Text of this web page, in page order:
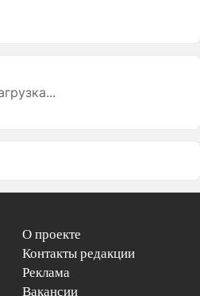
О проекте
Контакты редакции
Реклама
Вакансии